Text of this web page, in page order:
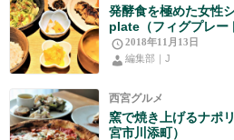
発酵食を極めた女性
plate（フィグプレー
2018年11月13日
編集部｜J
西宮グルメ
窯で焼き上げるナポ
宮市川添町）